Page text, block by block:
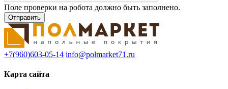
Поле проверки на робота должно быть заполнено.
+7(960)603-05-14 info@polmarket71.ru
Карта сайта